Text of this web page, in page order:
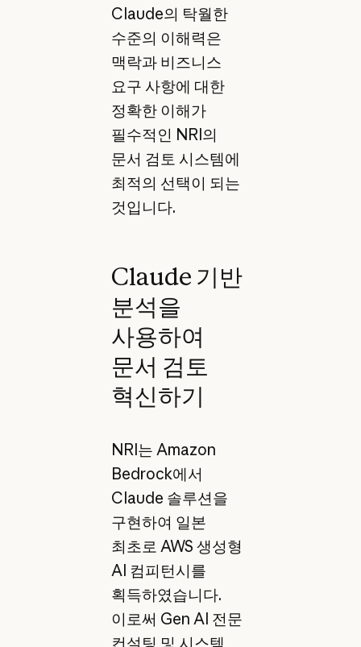
Claude의 탁월한
수준의 이해력은
맥락과 비즈니스
요구 사항에 대한
정확한 이해가
필수적인 NRI의
문서 검토 시스템에
최적의 선택이 되는
것입니다.
Claude 기반
분석을
사용하여
문서 검토
혁신하기
NRI는 Amazon
Bedrock에서
Claude 솔루션을
구현하여 일본
최초로 AWS 생성형
AI 컴피턴시를
획득하였습니다.
이로써 Gen AI 전문
컨설팅 및 시스템